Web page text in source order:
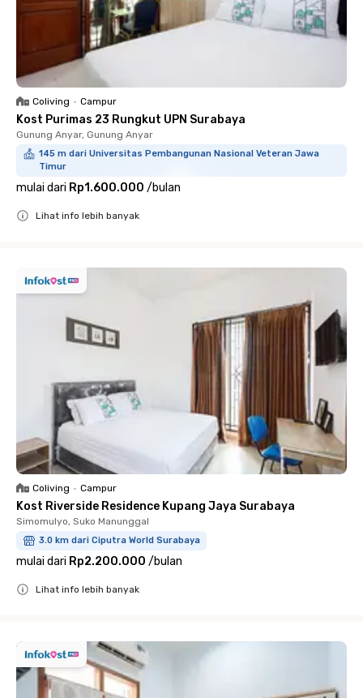
Coliving • Campur
Kost Purimas 23 Rungkut UPN Surabaya
Gunung Anyar, Gunung Anyar
145 m dari Universitas Pembangunan Nasional Veteran Jawa
Timur
mulai dari Rp1.600.000 /bulan
Lihat info lebih banyak
Coliving • Campur
Kost Riverside Residence Kupang Jaya Surabaya
Simomulyo, Suko Manunggal
3.0 km dari Ciputra World Surabaya
mulai dari Rp2.200.000 /bulan
Lihat info lebih banyak